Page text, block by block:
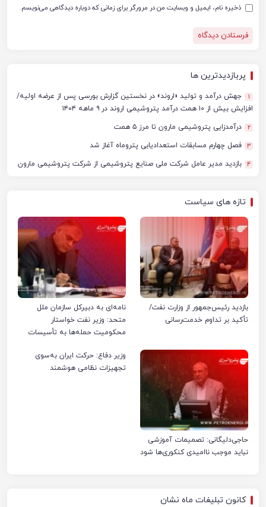
ذخیره نام، ایمیل و وبسایت من در مرورگر برای زمانی که دوباره دیدگاهی می‌نویسم.
پربازدیدترین ها
1
جهش درآمد و تولید «اروند» در نخستین گزارش بورسی پس از عرضه اولیه/
افزایش بیش از ۱۰ همت درآمد پتروشیمی اروند در ۹ ماهه ۱۴۰۴
2 درآمدزایی پتروشیمی مارون تا مرز ۵ همت
3 فصل چهارم مسابقات استعدادیابی پتروماه آغاز شد
4 بازدید مدیر عامل شرکت ملی صنایع پتروشیمی از شرکت پتروشیمی مارون
تازه های سیاست
بازدید رئیس‌جمهور از وزارت نفت/
تأکید بر تداوم خدمت‌رسانی
نامه‌ای به دبیرکل سازمان ملل
متحد: وزیر نفت خواستار
محکومیت حمله‌ها به تأسیسات
حاجی‌دلیگانی: تصمیمات آموزشی
نباید موجب ناامیدی کنکوری‌ها شود
وزیر دفاع: حرکت ایران به‌سوی
تجهیزات نظامی هوشمند
کانون تبلیغات ماه نشان